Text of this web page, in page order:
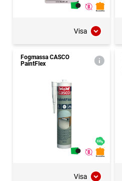
Visa
Fogmassa CASCO
PaintFlex
Visa